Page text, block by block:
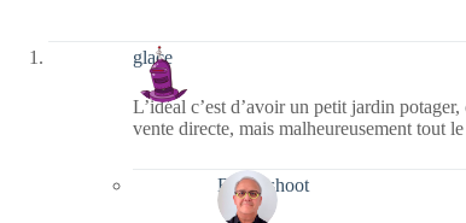
glace
L’idéal c’est d’avoir un petit jardin
vente directe, mais malheureusement tout
Bernieshoot